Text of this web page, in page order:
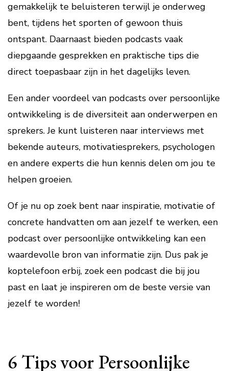
gemakkelijk te beluisteren terwijl je onderweg
bent, tijdens het sporten of gewoon thuis
ontspant. Daarnaast bieden podcasts vaak
diepgaande gesprekken en praktische tips die
direct toepasbaar zijn in het dagelijks leven.
Een ander voordeel van podcasts over persoonlijke
ontwikkeling is de diversiteit aan onderwerpen en
sprekers. Je kunt luisteren naar interviews met
bekende auteurs, motivatiesprekers, psychologen
en andere experts die hun kennis delen om jou te
helpen groeien.
Of je nu op zoek bent naar inspiratie, motivatie of
concrete handvatten om aan jezelf te werken, een
podcast over persoonlijke ontwikkeling kan een
waardevolle bron van informatie zijn. Dus pak je
koptelefoon erbij, zoek een podcast die bij jou
past en laat je inspireren om de beste versie van
jezelf te worden!
6 Tips voor Persoonlijke